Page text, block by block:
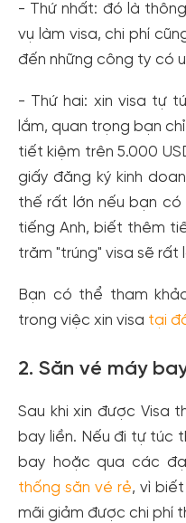
- Thứ nhất: đó là
vụ làm visa, chi phí
đến những công ty có
- Thứ hai: xin visa tự
lắm, quan trọng bạn
tiết kiệm trên 5.000
giấy đăng ký kinh
thế rất lớn nếu bạn
tiếng Anh, biết thêm
trăm "trúng" visa sẽ rất
Bạn có thể tham
trong việc xin visa tại
2. Săn vé máy
Sau khi xin được Visa
bay liền. Nếu đi tự túc
bay hoặc qua các
thống săn vé rẻ, vì
mãi giảm được chi phí